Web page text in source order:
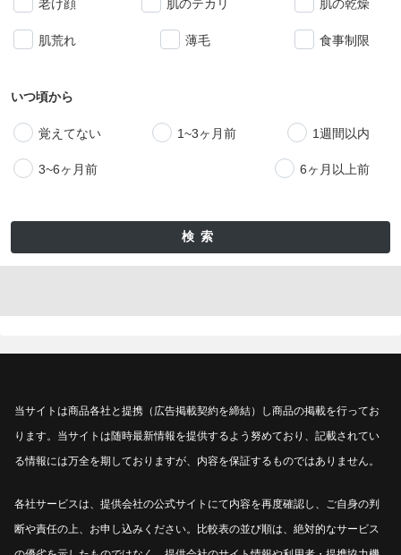
老け顔 肌のテカリ 肌の乾燥
肌荒れ 薄毛 食事制限
いつ頃から
覚えてない 1~3ヶ月前 1週間以内
3~6ヶ月前 6ヶ月以上前
検索
当サイトは商品各社と提携（広告掲載契約を締結）し商品の掲載を行ってお
ります。当サイトは随時最新情報を提供するよう努めており、記載されてい
る情報には万全を期しておりますが、内容を保証するものではありません。
各社サービスは、提供会社の公式サイトにて内容を再度確認し、ご自身の判
断や責任の上、お申し込みください。比較表の並び順は、絶対的なサービス